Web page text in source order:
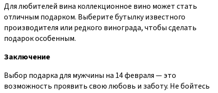
Для любителей вина коллекционное вино может стать
отличным подарком. Выберите бутылку известного
производителя или редкого винограда, чтобы сделать
подарок особенным.
Заключение
Выбор подарка для мужчины на 14 февраля — это
возможность проявить свою любовь и заботу. Не бойтесь